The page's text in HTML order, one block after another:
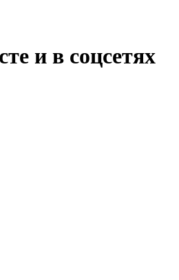
и в соцсетях